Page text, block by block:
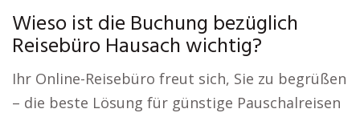
Wieso ist die Buchung bezüglich
Reisebüro Hausach wichtig?
Ihr Online-Reisebüro freut sich, Sie zu begrüßen
– die beste Lösung für günstige Pauschalreisen